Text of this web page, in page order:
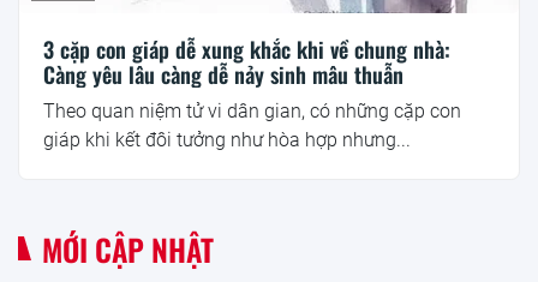
3 cặp con giáp dễ xung khắc khi về chung nhà:
Càng yêu lâu càng dễ nảy sinh mâu thuẫn
Theo quan niệm tử vi dân gian, có những cặp con
giáp khi kết đôi tưởng như hòa hợp nhưng...
MỚI CẬP NHẬT